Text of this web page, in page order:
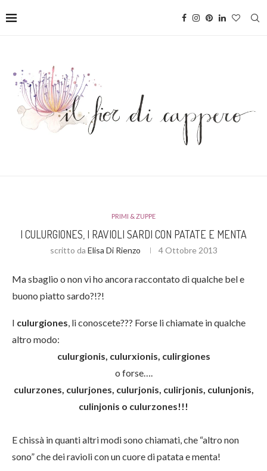
PRIMI & ZUPPE
I CULURGIONES, I RAVIOLI SARDI CON PATATE E MENTA
scritto da Elisa Di Rienzo 4 Ottobre 2013
Ma sbaglio o non vi ho ancora raccontato di qualche bel e
buono piatto sardo?!?!
I culurgiones , li conoscete??? Forse li chiamate in qualche
altro modo:
culurgionis, culurxionis, culirgiones
o forse….
culurzones, culurjones, culurjonis, culirjonis, culunjonis,
culinjonis o culurzones!!!
E chissà in quanti altri modi sono chiamati, che “altro non
sono” che dei ravioli con un cuore di patata e menta!